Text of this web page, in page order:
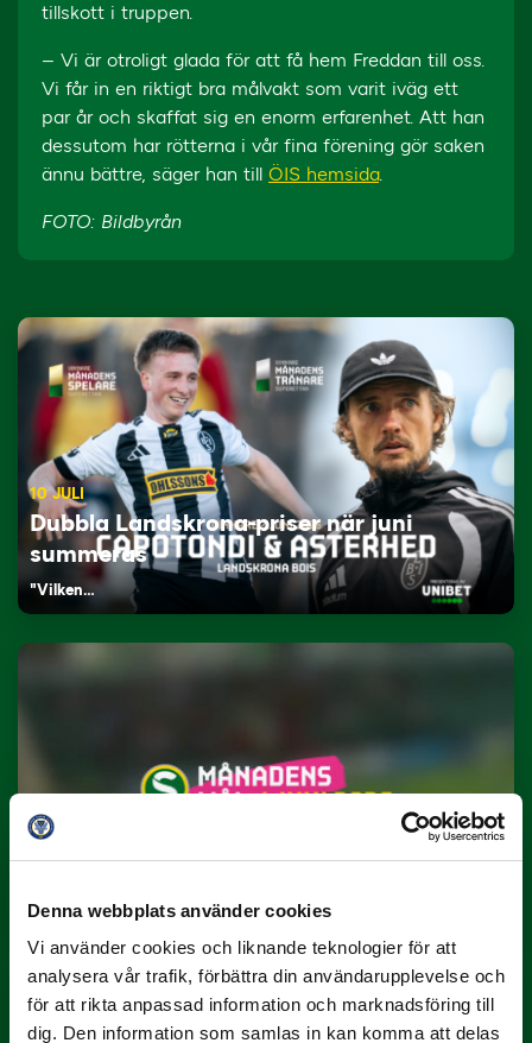
Denna webbplats använder cookies
Vi använder cookies och liknande teknologier för att
analysera vår trafik, förbättra din användarupplevelse och
för att rikta anpassad information och marknadsföring till
dig. Den information som samlas in kan komma att delas
tillskott i truppen.
– Vi är otroligt glada för att få hem Freddan till oss.
Vi får in en riktigt bra målvakt som varit iväg ett
par år och skaffat sig en enorm erfarenhet. Att han
dessutom har rötterna i vår fina förening gör saken
ännu bättre, säger han till ÖIS hemsida.
FOTO: Bildbyrån
10 JULI
Dubbla Landskrona-priser när juni
summeras
"Vilken…
9 JULI
Han gjorde Månadens Mål i juni: ”En
Slog till i…